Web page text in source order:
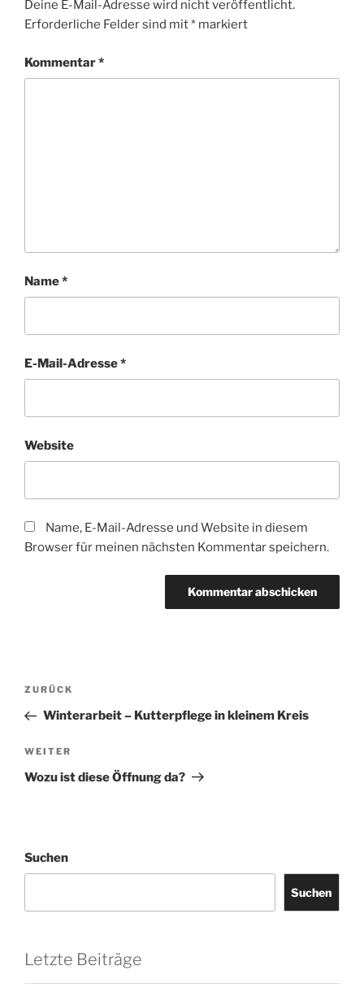
Deine E-Mail-Adresse wird nicht veröffentlicht.
Erforderliche Felder sind mit* markiert
Kommentar*
Name*
E-Mail-Adresse*
Website
Name, E-Mail-Adresse und Website in diesem
Browser für meinen nächsten Kommentar speichern.
Beitragsnavigation
Vorheriger
Beitrag
ZURÜCK
Winterarbeit – Kutterpflege in kleinem Kreis
Nächster
Beitrag
WEITER
Wozu ist diese Öffnung da?
Suchen
Suchen
Letzte Beiträge